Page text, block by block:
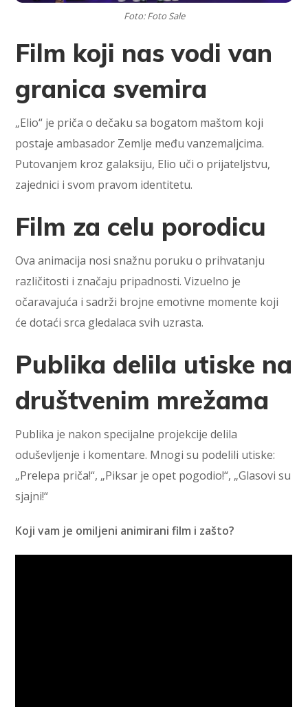
Foto: Foto Sale
Film koji nas vodi van
granica svemira
„Elio“ je priča o dečaku sa bogatom maštom koji
postaje ambasador Zemlje među vanzemaljcima.
Putovanjem kroz galaksiju, Elio uči o prijateljstvu,
zajednici i svom pravom identitetu.
Film za celu porodicu
Ova animacija nosi snažnu poruku o prihvatanju
različitosti i značaju pripadnosti. Vizuelno je
očaravajuća i sadrži brojne emotivne momente koji
će dotaći srca gledalaca svih uzrasta.
Publika delila utiske na
društvenim mrežama
Publika je nakon specijalne projekcije delila
oduševljenje i komentare. Mnogi su podelili utiske:
„Prelepa priča!“, „Piksar je opet pogodio!“, „Glasovi su
sjajni!“
Koji vam je omiljeni animirani film i zašto?